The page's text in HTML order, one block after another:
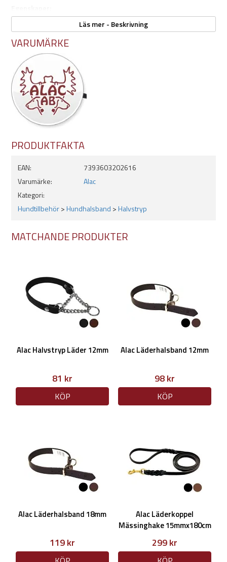
- Längder: 45, 50, 55 cm
- Bredd: 18mm
Svensktillverkat
Triangelkedja i krom
Kromade nitar för extra hållbarhet
Färger:
- Svart
- Mörkbrunt
Läs mer - Beskrivning
VARUMÄRKE
PRODUKTFAKTA
EAN:
7393603202616
Varumärke:
Alac
Kategori:
Hundtillbehör>Hundhalsband >Halvstryp
MATCHANDE PRODUKTER
Alac Halvstryp Läder 12mm
81 kr
KÖP
Alac Läderhalsband 12mm
98 kr
KÖP
Alac Läderhalsband 18mm
119 kr
Alac Läderkoppel
Mässinghake 15mmx180cm
299 kr